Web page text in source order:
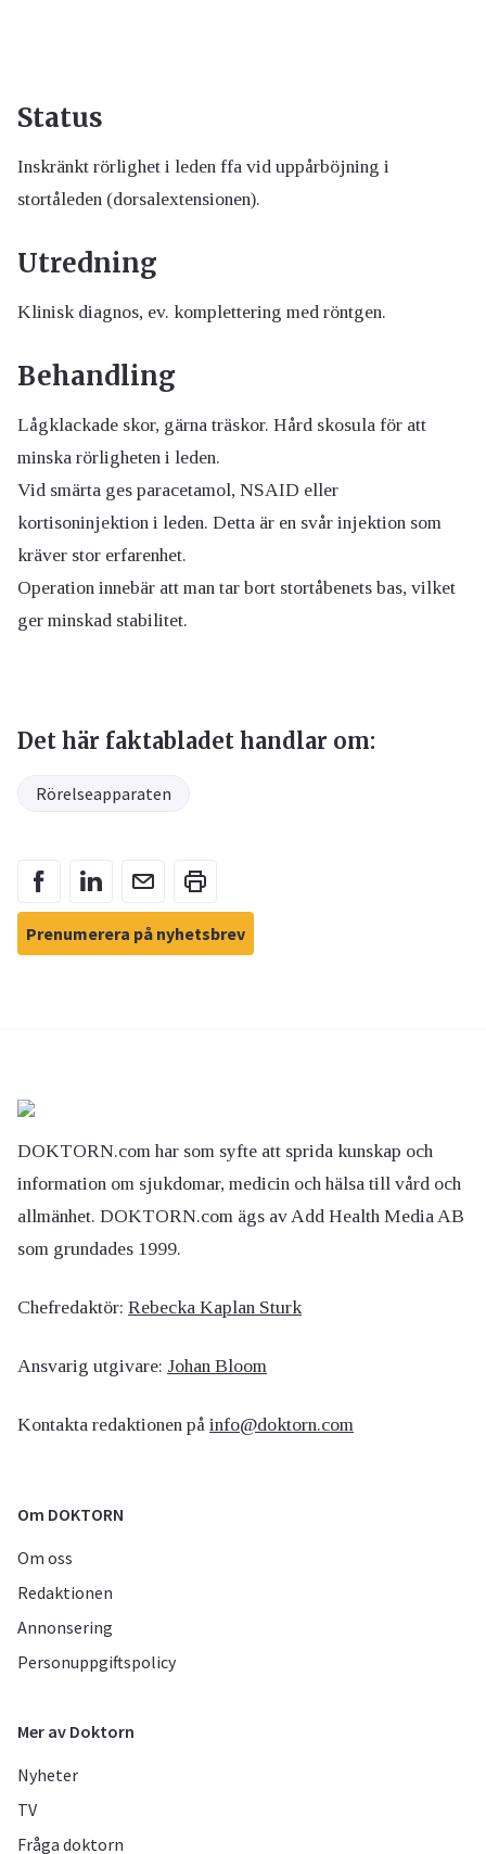
Status
Inskränkt rörlighet i leden ffa vid uppårböjning i
stortåleden (dorsalextensionen).
Utredning
Klinisk diagnos, ev. komplettering med röntgen.
Behandling
Lågklackade skor, gärna träskor. Hård skosula för att
minska rörligheten i leden.
Vid smärta ges paracetamol, NSAID eller
kortisoninjektion i leden. Detta är en svår injektion som
kräver stor erfarenhet.
Operation innebär att man tar bort stortåbenets bas, vilket
ger minskad stabilitet.
Det här faktabladet handlar om:
Rörelseapparaten
Prenumerera på nyhetsbrev
DOKTORN.com har som syfte att sprida kunskap och
information om sjukdomar, medicin och hälsa till vård och
allmänhet. DOKTORN.com ägs av Add Health Media AB
som grundades 1999.
Chefredaktör: Rebecka Kaplan Sturk
Ansvarig utgivare: Johan Bloom
Kontakta redaktionen på info@doktorn.com
Om DOKTORN
Om oss
Redaktionen
Annonsering
Personuppgiftspolicy
Mer av Doktorn
Nyheter
TV
Fråga doktorn